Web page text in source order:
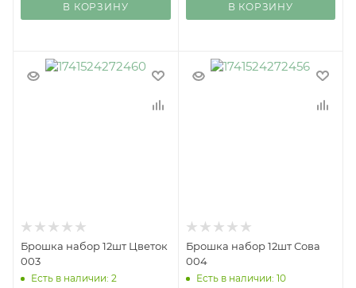
В КОРЗИНУ В КОРЗИНУ
Брошка набор 12шт Цветок
003
Есть в наличии: 2
Брошка набор 12шт Сова
004
Есть в наличии: 10